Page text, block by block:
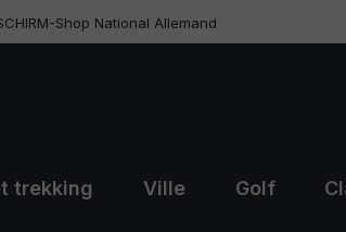
Shop National Allemand
trekking Ville Golf